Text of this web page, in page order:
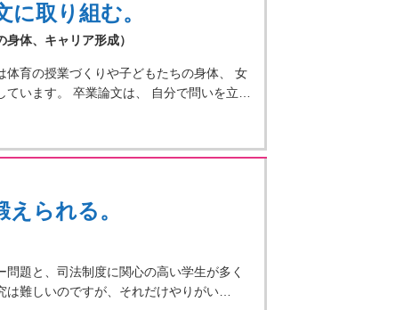
取り組む。
体、キャリア形成）
育の授業づくりや子どもたちの身体、 女
ています。 卒業論文は、 自分で問いを立…
られる。
題と、司法制度に関心の高い学生が多く
難しいのですが、それだけやりがい…